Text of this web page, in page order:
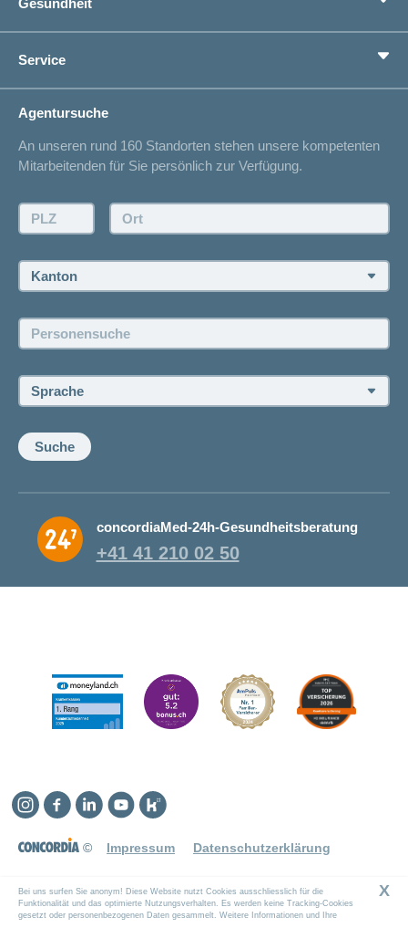
Bei uns surfen Sie anonym! Diese Website nutzt Cookies ausschliesslich für die
Funktionalität und das optimierte Nutzungsverhalten. Es werden keine Tracking-Cookies
gesetzt oder personenbezogenen Daten gesammelt. Weitere Informationen und Ihre
X
Zusatzversicherungen
Vorsorge
Ich suche eine Versicherung für
Lebenssituation
Sparen bei der Versicherung
Gesundheitskompass
concordiaMed
Service
Spitalliste
Unfallmeldung
Offertanfrage
Rückruf anfordern
Offene Stellen
Agentursuche
An unseren rund 160 Standorten stehen unsere kompetenten
Mitarbeitenden für Sie persönlich zur Verfügung.
PLZ: Ort:
Kanton:
Personensuche:
Sprache:
Suche
concordiaMed-24h-Gesundheitsberatung
+41 41 210 02 50
© Impressum Datenschutzerklärung
Instagram
Facebook
LinkedinYouTube
Kununu